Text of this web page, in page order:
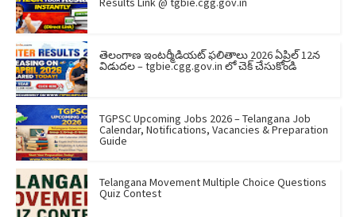
తెలంగాణ ఇంటర్మీడియట్ ఫలితాలు 2026 ఏప్రిల్ 12న
విడుదల – tgbie.cgg.gov.in లో చెక్ చేసుకోండి
TGPSC Upcoming Jobs 2026 – Telangana Job
Calendar, Notifications, Vacancies & Preparation
Guide
Telangana Movement Multiple Choice Questions
Quiz Contest